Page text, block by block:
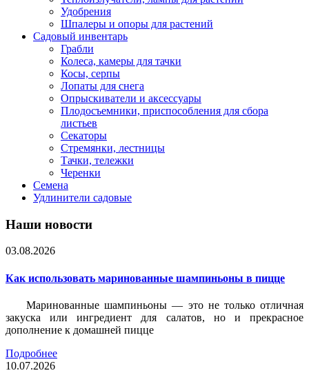
Удобрения
Шпалеры и опоры для растений
Садовый инвентарь
Грабли
Колеса, камеры для тачки
Косы, серпы
Лопаты для снега
Опрыскиватели и аксессуары
Плодосъемники, приспособления для сбора
листьев
Секаторы
Стремянки, лестницы
Тачки, тележки
Черенки
Семена
Удлинители садовые
Наши новости
03.08.2026
Как использовать маринованные шампиньоны в пицце
Маринованные шампиньоны — это не только отличная
закуска или ингредиент для салатов, но и прекрасное
дополнение к домашней пицце
Подробнее
10.07.2026